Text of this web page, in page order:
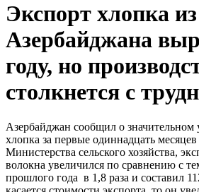
Экспорт хлопка из
Азербайджана
году, но
столкнется с
Азербайджан сообщил о значительном
хлопка за первые одиннадцать
Министерства сельского хозяйства,
волокна увеличился по сравнению с
прошлого года в 1,8 раза и составил